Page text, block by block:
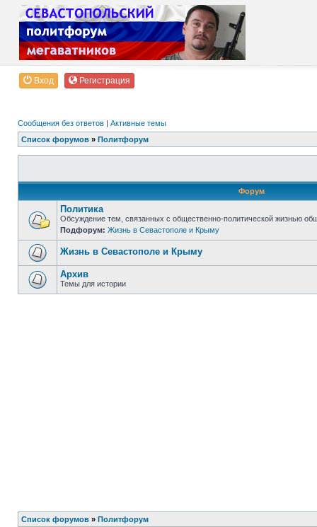
Вход Регистрация
Сообщения без ответов | Активные темы
Список форумов » Политфорум
Форум
Политика
Обсуждение тем, связанных с общественно-политической жизнью
Подфорум: Жизнь в Севастополе и Крыму
Жизнь в Севастополе и Крыму
Архив
Темы для истории
Список форумов » Политфорум